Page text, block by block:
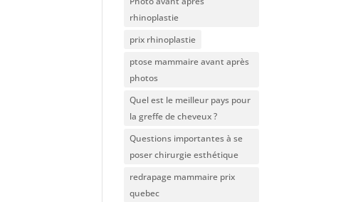
rhinoplastie
prix rhinoplastie
ptose mammaire avant après
photos
Quel est le meilleur pays pour
la greffe de cheveux ?
Questions importantes à se
poser chirurgie esthétique
redrapage mammaire prix
quebec